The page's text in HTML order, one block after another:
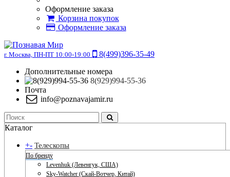
Оформление заказа
Корзина покупок
Оформление заказа
г. Москва, ПН-ПТ 10:00-19:00
8(499)396-35-49
Дополнительные номера
8(929)994-55-36
Почта
info@poznavajamir.ru
Каталог
+- Телескопы
По бренду
Levenhuk (Левенгук, США)
Sky-Watcher (Скай-Вотчер, Китай)